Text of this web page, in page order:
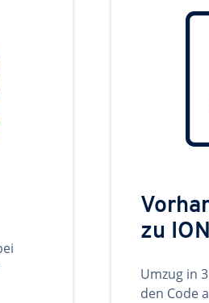
zu
Umzug in
den Code